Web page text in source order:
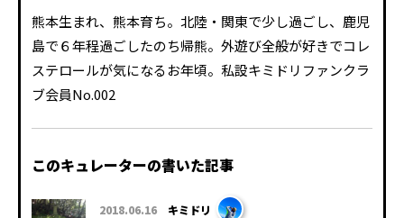
熊本生まれ、熊本育ち。北陸・関東で少し過ごし、鹿児
島で６年程過ごしたのち帰熊。外遊び全般が好きでコレ
ステロールが気になるお年頃。私設キミドリファンクラ
ブ会員No.002
このキュレーターの書いた記事
2018.06.16 キミドリ